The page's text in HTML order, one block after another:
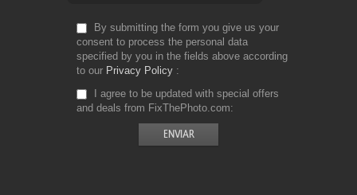
By submitting the form you give us your
consent to process the personal data
specified by you in the fields above according
to our Privacy Policy
I agree to be updated with special offers
and deals from FixThePhoto.com